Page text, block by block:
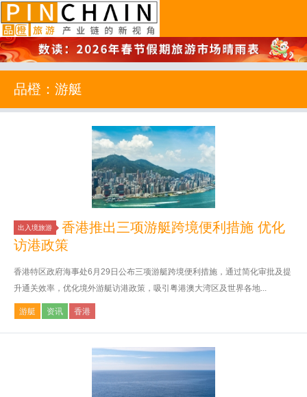
品橙旅游
品橙：游艇
出入境旅游
香港推出三项游艇跨境便利措施 优化
访港政策
香港特区政府海事处6月29日公布三项游艇跨境便利措施，通过简化审批及提
升通关效率，优化境外游艇访港政策，吸引粤港澳大湾区及世界各地...
游艇 资讯 香港